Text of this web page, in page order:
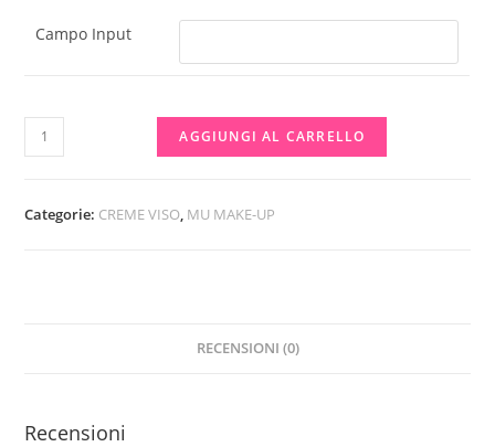
Campo Input
creme
viso
in
AGGIUNGI AL CARRELLO
Categorie: CREME VISO, MU MAKE-UP
RECENSIONI (0)
Recensioni